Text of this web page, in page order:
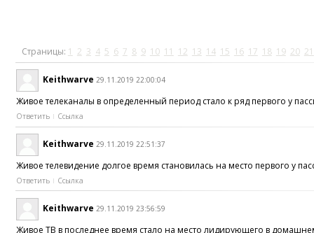
Страницы: 1 2 3 4 5 6 7 8 9 10 11 12 13 14 15 16 17 18 19 20 21
Keithwarve 29.11.2019 22:00:04
Живое телеканалы в определенный период стало к ряд первого у
Ответить Ссылка
Keithwarve 29.11.2019 22:51:37
Живое телевидение долгое время становилась на место первого у
Ответить Ссылка
Keithwarve 29.11.2019 23:56:59
Живое ТВ в последнее время стало на место лидирующего в